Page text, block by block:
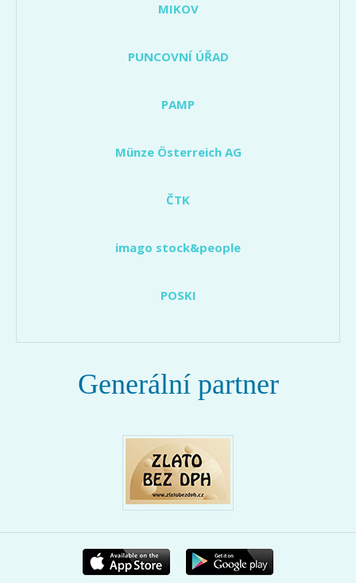
MIKOV
PUNCOVNÍ ÚŘAD
PAMP
Münze Österreich AG
ČTK
imago stock&people
POSKI
Generální partner